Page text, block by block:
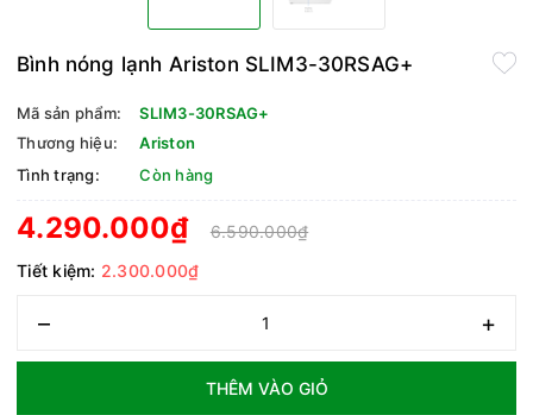
Bình nóng lạnh Ariston SLIM3-30RSAG+
Mã sản phẩm:
SLIM3-30RSAG+
Thương hiệu:
Ariston
Tình trạng:
Còn hàng
4.290.000₫
6.590.000₫
Tiết kiệm: 2.300.000₫
– +
THÊM VÀO GIỎ